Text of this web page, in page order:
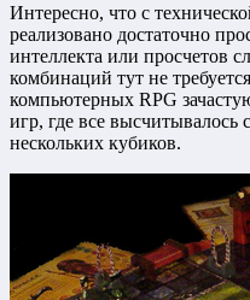
Интересно, что с
реализовано достаточно
интеллекта или просчетов
комбинаций тут не
компьютерных RPG
игр, где все
нескольких кубиков.